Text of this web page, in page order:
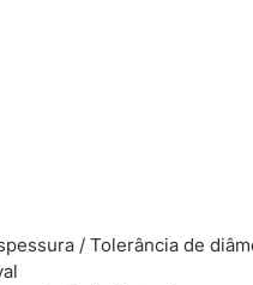
/ Tolerância de